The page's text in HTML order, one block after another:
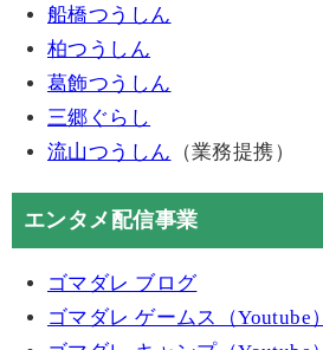
船橋つうしん
柏つうしん
葛飾つうしん
三郷ぐらし
流山つうしん （業務提携）
エンタメ配信事業
ゴマダレ ブログ
ゴマダレ ゲームス（Youtube）